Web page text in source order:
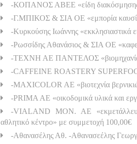
-ΚΟΠΑΝΟΣ ΑΒΕΕ «είδη διακόσμησης
-Γ.ΜΠΙΚΟΣ & ΣΙΑ ΟΕ «εμπορία
-Κυρκούσης Ιωάννης «εκκλησιαστικά
-Ρωσσίδης Αθανάσιος & ΣΙΑ ΟΕ
-ΤΕΧΝΗ ΑΕ ΠΑΝΤΕΛΟΣ «βιομηχανία
-CAFFEINE ROASTERY
-MAΧICOLOR AE «βιοτεχνία
-PRIMA AE «οικοδομικά υλικά και
-VIALAND MON. AE
αθλητικό κέντρο» με συμμετοχή 100,00€
-Αθανασέλης Αθ. -Αθανασεέλης